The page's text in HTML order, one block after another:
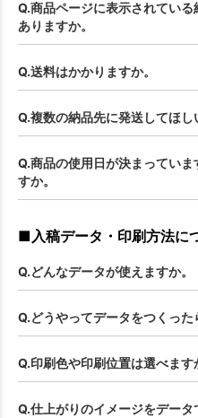
Q.商品ページに表示されてい
ありますか。
Q.送料はかかりますか。
Q.複数の納品先に発送してほし
Q.商品の使用日が決まってい
すか。
■入稿データ・印刷方法に
Q.どんなデータが使えますか。
Q.どうやってデータをつくった
Q.印刷色や印刷位置は選べます
Q.仕上がりのイメージをデータ